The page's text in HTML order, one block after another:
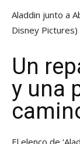
Aladdin junto a
Disney Pictures)
Un
y una
El elenco de